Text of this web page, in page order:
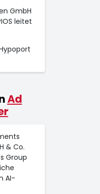
GmbH
leitet
Ad
& Co.
Group
AI-